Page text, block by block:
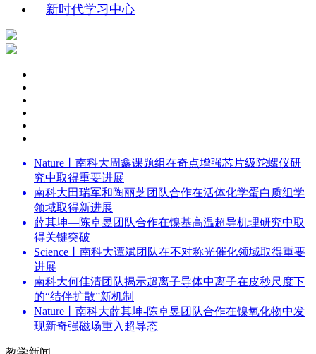
新时代学习中心
Nature丨南科大周鑫课题组在奇点增强芯片级陀螺仪研
究中取得重要进展
南科大田瑞军和陶丽芝团队合作在活体化学蛋白质组学
领域取得新进展
薛其坤—陈卓昱团队合作在镍基高温超导机理研究中取
得关键突破
Science丨南科大谭斌团队在不对称光催化领域取得重要
进展
南科大何佳清团队揭示超离子导体中离子在皮秒尺度下
的“结伴扩散”新机制
Nature丨南科大薛其坤-陈卓昱团队合作在镍氧化物中发
现新奇强磁场重入超导态